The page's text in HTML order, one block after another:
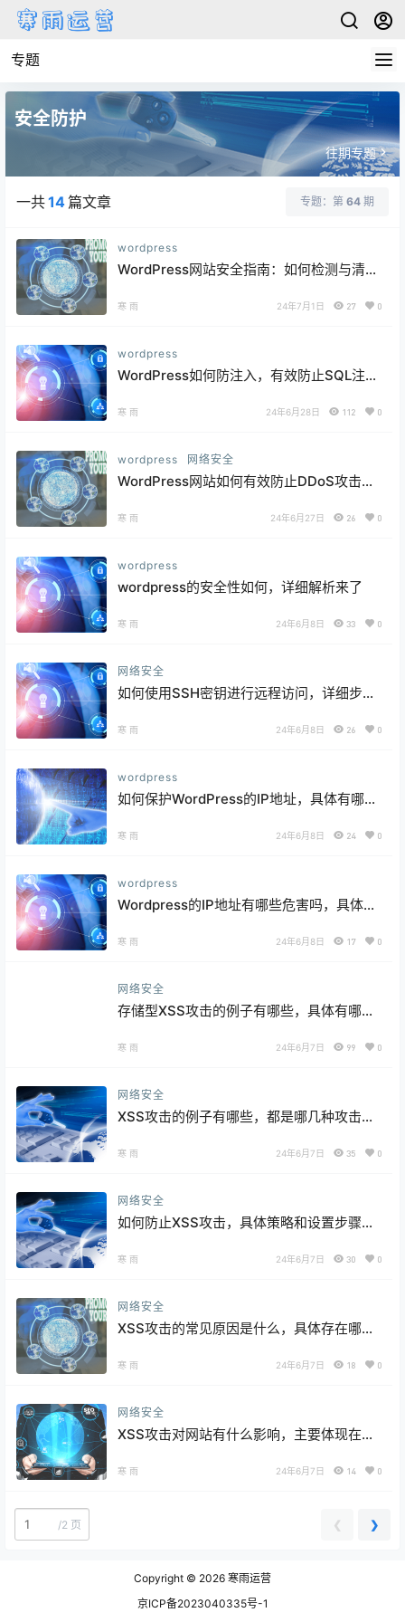
专题
安全防护
往期专题
一共14篇文章 专题：第 64 期
wordpress
WordPress网站安全指南：如何检测与清除
寒 雨 24年7月1日 27 0
wordpress
WordPress如何防注入，有效防止SQL注入
寒 雨 24年6月28日 112 0
wordpress 网络安全
WordPress网站如何有效防止DDoS攻击：
寒 雨 24年6月27日 26 0
wordpress
wordpress的安全性如何，详细解析来了
寒 雨 24年6月8日 33 0
网络安全
如何使用SSH密钥进行远程访问，详细步骤
寒 雨 24年6月8日 26 0
wordpress
如何保护WordPress的IP地址，具体有哪些
寒 雨 24年6月8日 24 0
wordpress
Wordpress的IP地址有哪些危害吗，具体如
寒 雨 24年6月8日 17 0
网络安全
存储型XSS攻击的例子有哪些，具体有哪些
寒 雨 24年6月7日 99 0
网络安全
XSS攻击的例子有哪些，都是哪几种攻击类
寒 雨 24年6月7日 35 0
网络安全
如何防止XSS攻击，具体策略和设置步骤来
寒 雨 24年6月7日 30 0
网络安全
XSS攻击的常见原因是什么，具体存在哪些
寒 雨 24年6月7日 18 0
网络安全
XSS攻击对网站有什么影响，主要体现在哪
寒 雨 24年6月7日 14 0
/2 页 ❮ ❯
Copyright © 2026 寒雨运营
京ICP备2023040335号-1